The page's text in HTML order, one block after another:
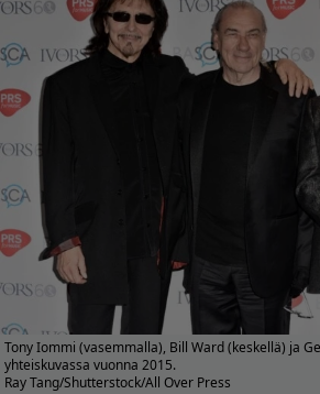
Tony Iommi (vasemmalla), Bill Ward (keskellä) ja
yhteiskuvassa vuonna 2015.
Ray Tang/Shutterstock/All Over Press